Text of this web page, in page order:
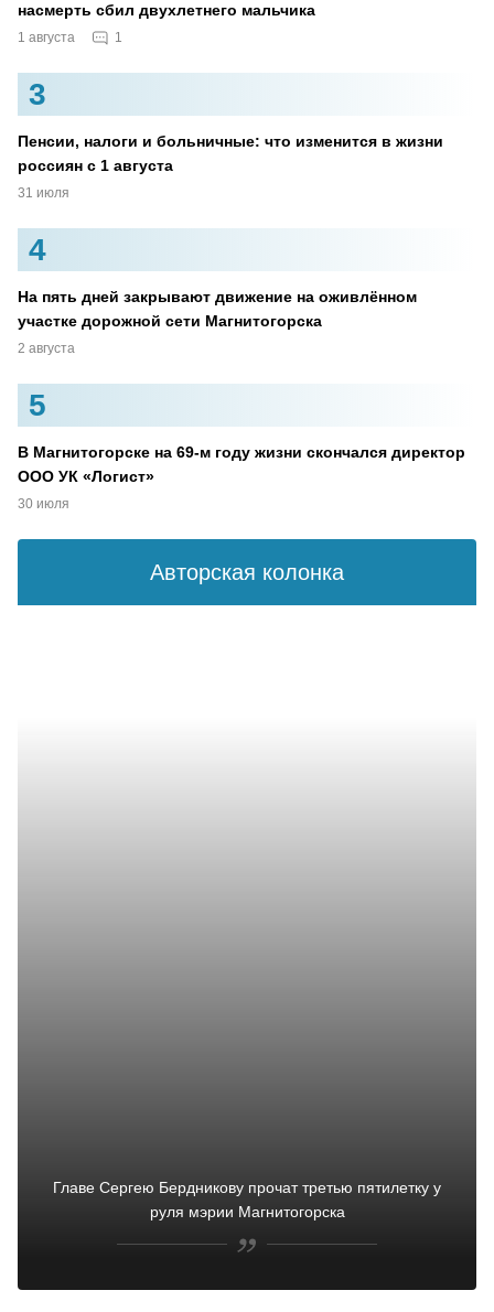
насмерть сбил двухлетнего мальчика
1 августа 1
3
Пенсии, налоги и больничные: что изменится в жизни
россиян с 1 августа
31 июля
4
На пять дней закрывают движение на оживлённом
участке дорожной сети Магнитогорска
2 августа
5
В Магнитогорске на 69-м году жизни скончался директор
ООО УК «Логист»
30 июля
Авторская колонка
Главе Сергею Бердникову прочат третью пятилетку у
руля мэрии Магнитогорска